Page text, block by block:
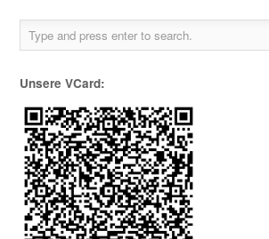
Unsere VCard: